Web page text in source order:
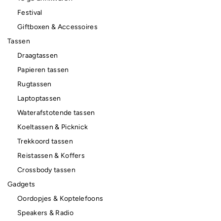
Festival
Giftboxen & Accessoires
Tassen
Draagtassen
Papieren tassen
Rugtassen
Laptoptassen
Waterafstotende tassen
Koeltassen & Picknick
Trekkoord tassen
Reistassen & Koffers
Crossbody tassen
Gadgets
Oordopjes & Koptelefoons
Speakers & Radio